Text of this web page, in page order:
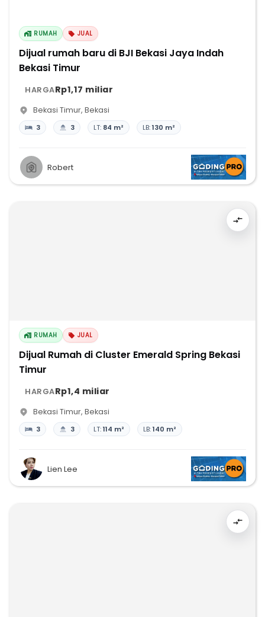
RUMAH JUAL
Dijual rumah baru di BJI Bekasi Jaya Indah
Bekasi Timur
HARGARp1,17 miliar
Bekasi Timur, Bekasi
3 3 LT: 84 m² LB:130 m²
Robert
RUMAH JUAL
Dijual Rumah di Cluster Emerald Spring Bekasi
Timur
HARGARp1,4 miliar
Bekasi Timur, Bekasi
3 3 LT:114 m² LB:140 m²
Lien Lee